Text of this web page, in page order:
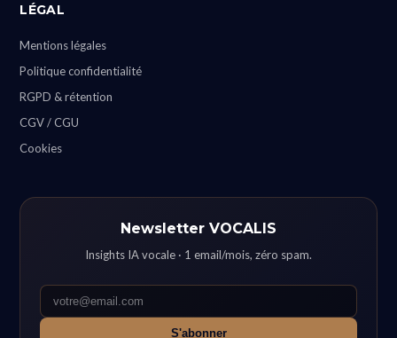
LÉGAL
Mentions légales
Politique confidentialité
RGPD & rétention
CGV / CGU
Cookies
Newsletter VOCALIS
Insights IA vocale · 1 email/mois, zéro spam.
S'abonner